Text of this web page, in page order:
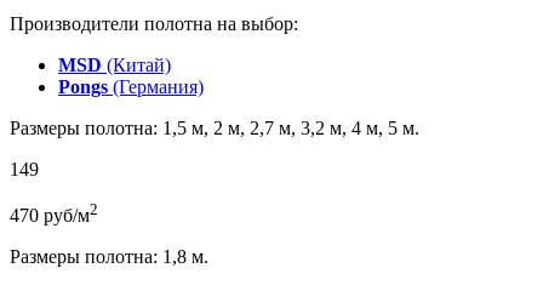
Производители полотна на выбор:
MSD (Китай)
Pongs (Германия)
Размеры полотна: 1,5 м, 2 м, 2,7 м, 3,2 м, 4 м, 5 м.
149
470 руб/м2
Размеры полотна: 1,8 м.